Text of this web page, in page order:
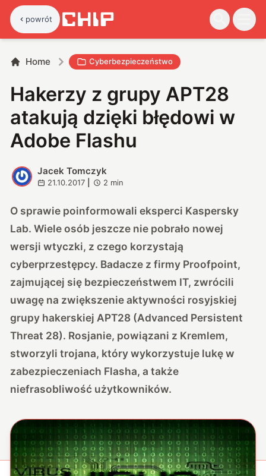
powrót
Home Cyberbezpieczeństwo
Hakerzy z grupy APT28
atakują dzięki błędowi w
Adobe Flashu
J
Jacek Tomczyk
21.10.2017 2 min
O sprawie poinformowali eksperci Kaspersky
Lab. Wiele osób jeszcze nie pobrało nowej
wersji wtyczki, z czego korzystają
cyberprzestępcy. Badacze z firmy Proofpoint,
zajmującej się bezpieczeństwem IT, zwrócili
uwagę na zwiększenie aktywności rosyjskiej
grupy hakerskiej APT28 (Advanced Persistent
Threat 28). Rosjanie, powiązani z Kremlem,
stworzyli trojana, który wykorzystuje lukę w
zabezpieczeniach Flasha, a także
niefrasobliwość użytkowników.